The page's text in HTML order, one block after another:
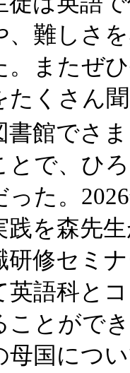
、難しさ
。またぜ
たくさん
書館でさ
とで、ひ
った。
践を森先
研修セミ
英語科と
ことがで
母国につ